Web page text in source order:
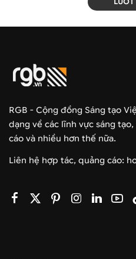
RGB - Cộng đồng Sáng tạo
dạng về các lĩnh vực sáng
cáo và nhiều hơn thế nữa.
Liên hệ hợp tác, quảng cáo: